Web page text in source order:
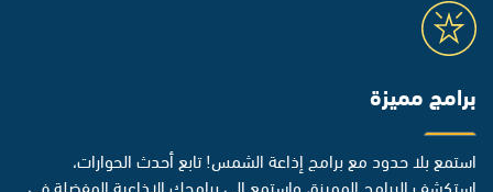
برامج مميزة
استمع بلا حدود مع برامج إذاعة الشمس! تابع أحدث الحوارات،
استكشف البرامج المميزة، واستمع إلى برامجك الإذاعية المفضلة في